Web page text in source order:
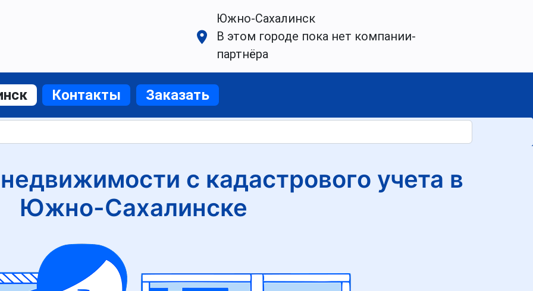
Южно-Сахалинск
В этом городе пока нет компании-
партнёра
Контакты Заказать
с кадастрового учета в
Южно-Сахалинске